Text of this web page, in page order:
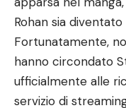
Rohan sia
Fortunatamente,
hanno circondato
ufficialmente alle
servizio di